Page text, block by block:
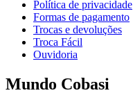
Política de privacidade
Formas de pagamento
Trocas e devoluções
Troca Fácil
Ouvidoria
Mundo Cobasi